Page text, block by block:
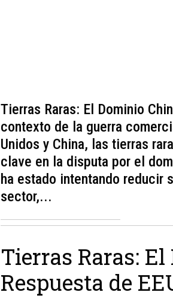
Tierras Raras: El Dominio
contexto de la guerra
Unidos y China, las tierras
clave en la disputa por el
ha estado intentando reducir
sector,...
Tierras Raras:
Respuesta de